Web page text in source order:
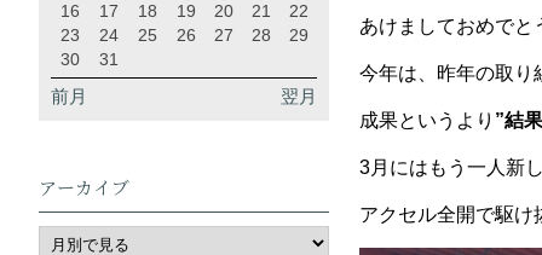
あけましておめでと
今年は、昨年の取
成果というより ”結
3月にはもう一人新
アクセル全開で駆け
16
17 18 19 20 21
22
23
24 25 26 27 28
29
30
31
前月 翌月
アーカイブ